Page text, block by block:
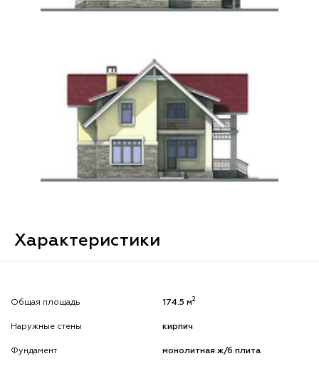
Характеристики
Общая площадь 174.5 м2
Наружные стены кирпич
Фундамент монолитная ж/б плита